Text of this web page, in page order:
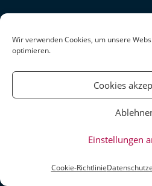
Wir verwenden Cookies, um unsere
optimieren.
Cookies
Einstellungen
Cookie-Richtlinie